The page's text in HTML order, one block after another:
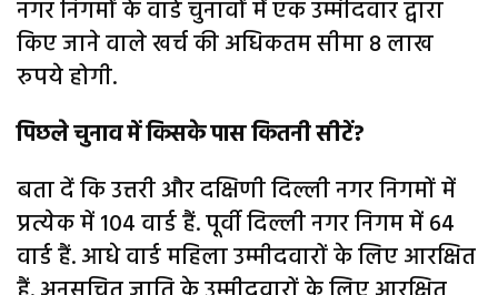
नगर निगमों के वार्ड चुनावों में एक उम्मीदवार द्वारा
किए जाने वाले खर्च की अधिकतम सीमा 8 लाख
रुपये होगी.
पिछले चुनाव में किसके पास कितनी सीटें?
बता दें कि उत्तरी और दक्षिणी दिल्ली नगर निगमों में
प्रत्येक में 104 वार्ड हैं. पूर्वी दिल्ली नगर निगम में 64
वार्ड हैं. आधे वार्ड महिला उम्मीदवारों के लिए आरक्षित